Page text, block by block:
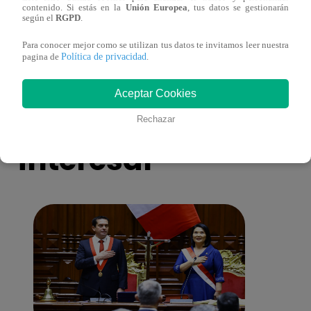
salario presidencial se aplique desde 2026
También te puede
interesar
contenido. Si estás en la Unión Europea, tus datos se gestionarán
según el RGPD.
Para conocer mejor como se utilizan tus datos te invitamos leer nuestra
pagina de Política de privacidad.
Aceptar Cookies
Rechazar